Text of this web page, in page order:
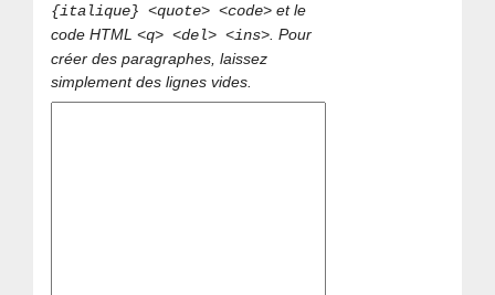
{italique} <quote> <code> et le
code HTML<q> <del> <ins>. Pour
créer des paragraphes, laissez
simplement des lignes vides.